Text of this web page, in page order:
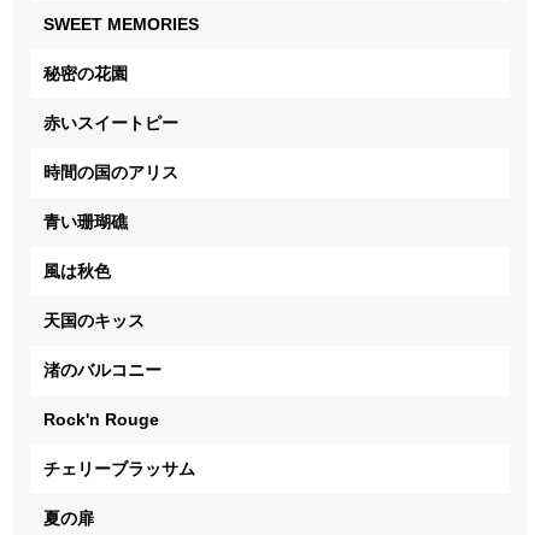
SWEET MEMORIES
秘密の花園
赤いスイートピー
時間の国のアリス
青い珊瑚礁
風は秋色
天国のキッス
渚のバルコニー
Rock'n Rouge
チェリーブラッサム
夏の扉